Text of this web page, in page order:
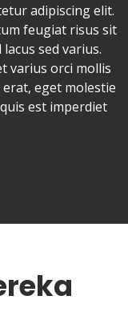
adipiscing elit.
feugiat risus sit
sed varius.
varius orci mollis
eget molestie
est imperdiet